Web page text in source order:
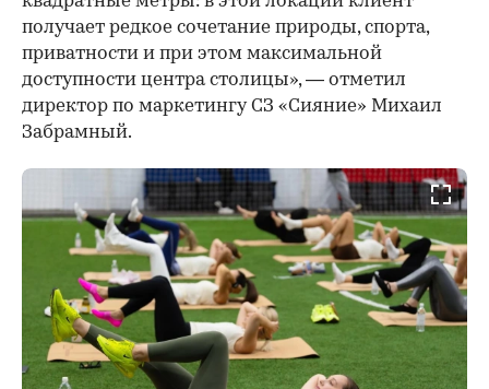
получает редкое сочетание природы, спорта,
приватности и при этом максимальной
доступности центра столицы», — отметил
директор по маркетингу СЗ «Сияние» Михаил
Забрамный.